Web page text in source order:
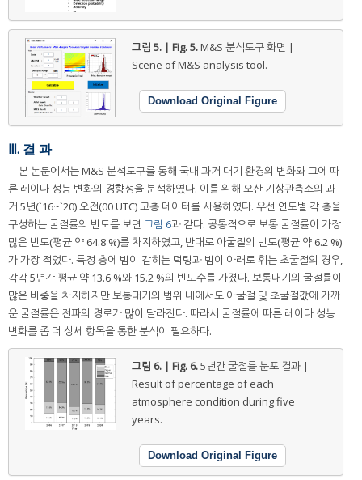
그림 5. | Fig. 5.M&S 분석도구 화면 |
Scene of M&S analysis tool.
Download Original Figure
Ⅲ. 결 과
본 논문에서는 M&S 분석도구를 통해 국내 과거 대기 환경의 변화와 그에 따
른 레이다 성능 변화의 경향성을 분석하였다. 이를 위해 오산 기상관측소의 과
거 5년(`16~`20) 오전(00 UTC) 고층 데이터를 사용하였다. 우선 연도별 각 층을
구성하는 굴절률의 빈도를 보면 그림 6과 같다. 공통적으로 보통 굴절률이 가장
많은 빈도(평균 약 64.8 %)를 차지하였고, 반대로 아굴절의 빈도(평균 약 6.2 %)
가 가장 적었다. 특정 층에 빔이 갇히는 덕팅과 빔이 아래로 휘는 초굴절의 경우,
각각 5년간 평균 약 13.6 %와 15.2 %의 빈도수를 가졌다. 보통대기의 굴절률이
많은 비중을 차지하지만 보통대기의 범위 내에서도 아굴절 및 초굴절값에 가까
운 굴절률은 전파의 경로가 많이 달라진다. 따라서 굴절률에 따른 레이다 성능
변화를 좀 더 상세 항목을 통한 분석이 필요하다.
그림 6. | Fig. 6.5년간 굴절률 분포 결과 |
Result of percentage of each
atmosphere condition during five
years.
Download Original Figure